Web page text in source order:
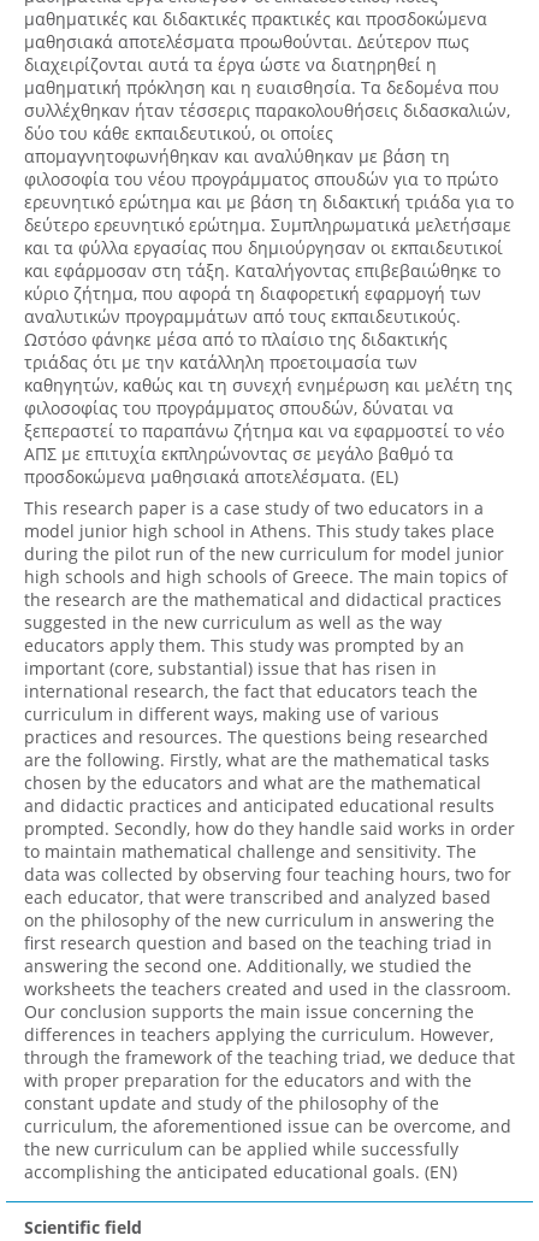
μαθηματικές και διδακτικές πρακτικές και προσδοκώμενα
μαθησιακά αποτελέσματα προωθούνται. Δεύτερον πως
διαχειρίζονται αυτά τα έργα ώστε να διατηρηθεί η
μαθηματική πρόκληση και η ευαισθησία. Τα δεδομένα που
συλλέχθηκαν ήταν τέσσερις παρακολουθήσεις διδασκαλιών,
δύο του κάθε εκπαιδευτικού, οι οποίες
απομαγνητοφωνήθηκαν και αναλύθηκαν με βάση τη
φιλοσοφία του νέου προγράμματος σπουδών για το πρώτο
ερευνητικό ερώτημα και με βάση τη διδακτική τριάδα για το
δεύτερο ερευνητικό ερώτημα. Συμπληρωματικά μελετήσαμε
και τα φύλλα εργασίας που δημιούργησαν οι εκπαιδευτικοί
και εφάρμοσαν στη τάξη. Καταλήγοντας επιβεβαιώθηκε το
κύριο ζήτημα, που αφορά τη διαφορετική εφαρμογή των
αναλυτικών προγραμμάτων από τους εκπαιδευτικούς.
Ωστόσο φάνηκε μέσα από το πλαίσιο της διδακτικής
τριάδας ότι με την κατάλληλη προετοιμασία των
καθηγητών, καθώς και τη συνεχή ενημέρωση και μελέτη της
φιλοσοφίας του προγράμματος σπουδών, δύναται να
ξεπεραστεί το παραπάνω ζήτημα και να εφαρμοστεί το νέο
ΑΠΣ με επιτυχία εκπληρώνοντας σε μεγάλο βαθμό τα
προσδοκώμενα μαθησιακά αποτελέσματα. (EL)
This research paper is a case study of two educators in a
model junior high school in Athens. This study takes place
during the pilot run of the new curriculum for model junior
high schools and high schools of Greece. The main topics of
the research are the mathematical and didactical practices
suggested in the new curriculum as well as the way
educators apply them. This study was prompted by an
important (core, substantial) issue that has risen in
international research, the fact that educators teach the
curriculum in different ways, making use of various
practices and resources. The questions being researched
are the following. Firstly, what are the mathematical tasks
chosen by the educators and what are the mathematical
and didactic practices and anticipated educational results
prompted. Secondly, how do they handle said works in order
to maintain mathematical challenge and sensitivity. The
data was collected by observing four teaching hours, two for
each educator, that were transcribed and analyzed based
on the philosophy of the new curriculum in answering the
first research question and based on the teaching triad in
answering the second one. Additionally, we studied the
worksheets the teachers created and used in the classroom.
Our conclusion supports the main issue concerning the
differences in teachers applying the curriculum. However,
through the framework of the teaching triad, we deduce that
with proper preparation for the educators and with the
constant update and study of the philosophy of the
curriculum, the aforementioned issue can be overcome, and
the new curriculum can be applied while successfully
accomplishing the anticipated educational goals. (EN)
Scientific field